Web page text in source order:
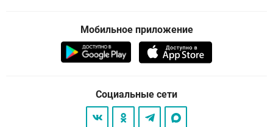
Мобильное приложение
Социальные сети